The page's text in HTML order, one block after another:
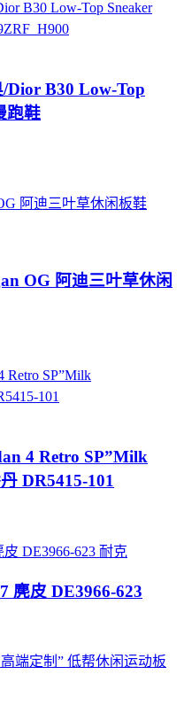
Dior B30 Low-Top
跑鞋
OG 阿迪三叶草休闲
4 Retro SP”Milk
DR5415-101
耐克
麂皮 DE3966-623